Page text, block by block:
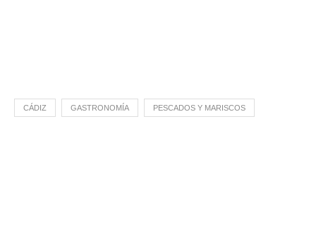
CÁDIZ GASTRONOMÍA PESCADOS Y MARISCOS